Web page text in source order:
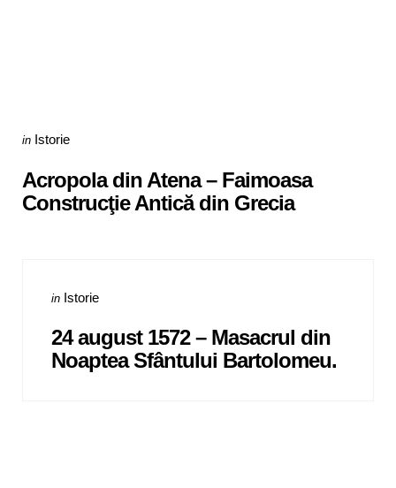
Categories
Posted
in Istorie
Acropola din Atena – Faimoasa
Construcţie Antică din Grecia
Categories
Posted
in Istorie
24 august 1572 – Masacrul din
Noaptea Sfântului Bartolomeu.